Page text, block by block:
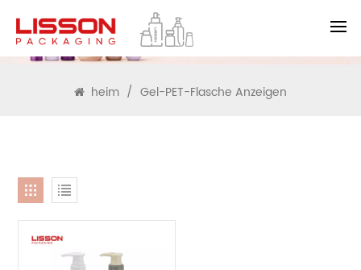
SUCHEN
heim / Gel-PET-Flasche Anzeigen